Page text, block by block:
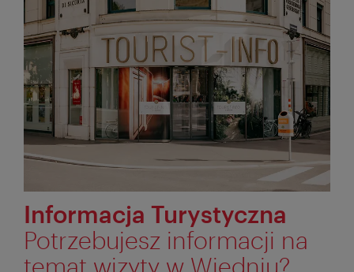
Informacja Turystyczna
Potrzebujesz informacji na
temat wizyty w Wiedniu?